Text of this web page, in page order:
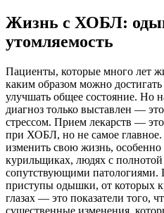
Жизнь с ХОБЛ:
утомляемость
Пациенты, которые много лет
каким образом можно
улучшать общее состояние. Но
диагноз только выставлен —
стрессом. Прием лекарств — это
при ХОБЛ, но не самое
изменить свою жизнь, особенно
курильщиках, людях с
сопутствующими патологиями.
приступы одышки, от которых
глазах — это показатели того,
существенные изменения,